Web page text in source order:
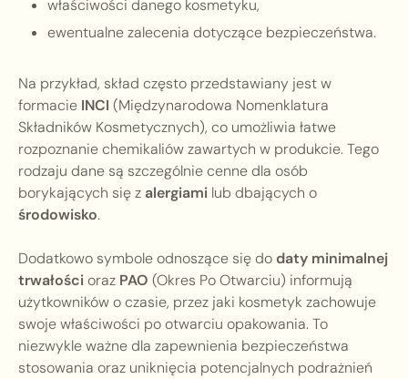
właściwości danego kosmetyku,
ewentualne zalecenia dotyczące bezpieczeństwa.
Na przykład, skład często przedstawiany jest w
formacie INCI (Międzynarodowa Nomenklatura
Składników Kosmetycznych), co umożliwia łatwe
rozpoznanie chemikaliów zawartych w produkcie. Tego
rodzaju dane są szczególnie cenne dla osób
borykających się zalergiami lub dbających o
środowisko.
Dodatkowo symbole odnoszące się dodaty minimalnej
trwałościoraz PAO (Okres Po Otwarciu) informują
użytkowników o czasie, przez jaki kosmetyk zachowuje
swoje właściwości po otwarciu opakowania. To
niezwykle ważne dla zapewnienia bezpieczeństwa
stosowania oraz uniknięcia potencjalnych podrażnień